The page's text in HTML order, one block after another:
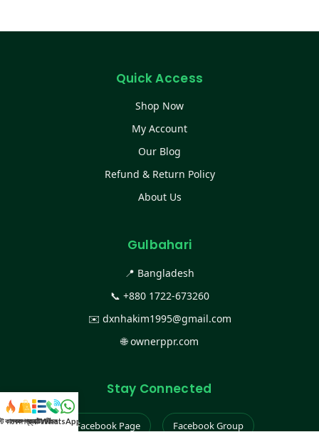
Quick Access
Shop Now
My Account
Our Blog
Refund & Return Policy
About Us
Gulbahari
📍 Bangladesh
📞 +880 1722-673260
✉️ dxnhakim1995@gmail.com
🌐ownerppr.com
Stay Connected
Facebook Page Facebook Group
কালেকশন
সকল প্রডাক্টক্যাটাগরিকল
WhatsApp করুন